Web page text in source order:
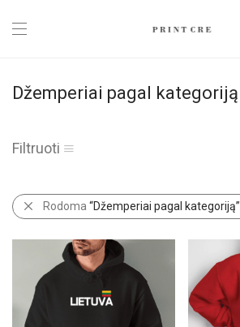
Džemperiai pagal kategoriją
Filtruoti
Rodoma “Džemperiai pagal kategoriją”